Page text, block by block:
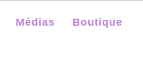
Médias Boutique